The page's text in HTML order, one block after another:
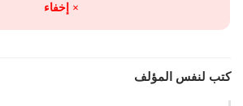
× إخفاء
كتب لنفس المؤلف